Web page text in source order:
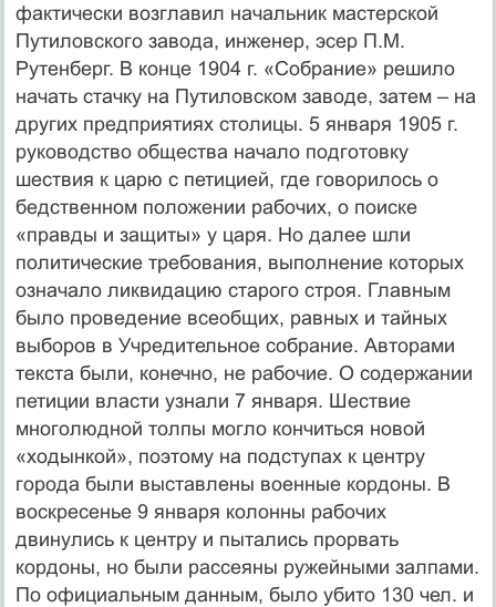
фактически возглавил начальник мастерской
Путиловского завода, инженер, эсер П.М.
Рутенберг. В конце 1904 г. «Собрание» решило
начать стачку на Путиловском заводе, затем – на
других предприятиях столицы. 5 января 1905 г.
руководство общества начало подготовку
шествия к царю с петицией, где говорилось о
бедственном положении рабочих, о поиске
«правды и защиты» у царя. Но далее шли
политические требования, выполнение которых
означало ликвидацию старого строя. Главным
было проведение всеобщих, равных и тайных
выборов в Учредительное собрание. Авторами
текста были, конечно, не рабочие. О содержании
петиции власти узнали 7 января. Шествие
многолюдной толпы могло кончиться новой
«ходынкой», поэтому на подступах к центру
города были выставлены военные кордоны. В
воскресенье 9 января колонны рабочих
двинулись к центру и пытались прорвать
кордоны, но были рассеяны ружейными залпами.
По официальным данным, было убито 130 чел. и